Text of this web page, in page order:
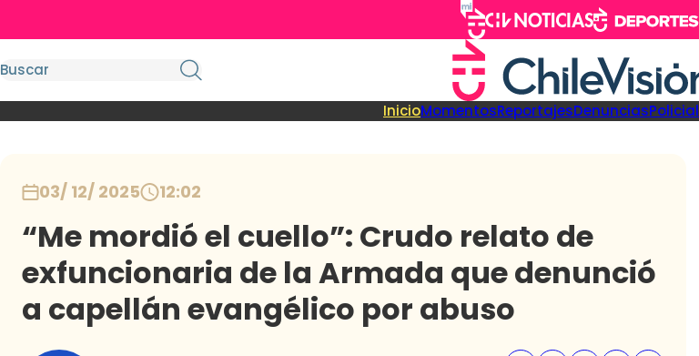
InicioMomentosReportajesDenunciasPolicial
03/ 12/ 2025 12:02
“Me mordió el cuello”: Crudo relato de
exfuncionaria de la Armada que denunció
a capellán evangélico por abuso